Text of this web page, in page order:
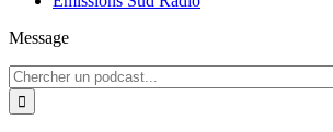
Message